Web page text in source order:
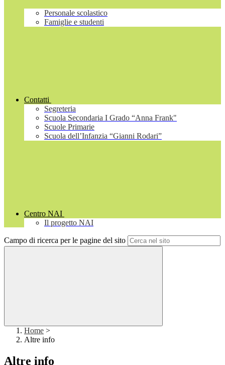
Personale scolastico
Famiglie e studenti
Contatti
Segreteria
Scuola Secondaria I Grado “Anna Frank"
Scuole Primarie
Scuola dell’Infanzia “Gianni Rodari”
Centro NAI
Il progetto NAI
Campo di ricerca per le pagine del sito
Home >
Altre info
Altre info